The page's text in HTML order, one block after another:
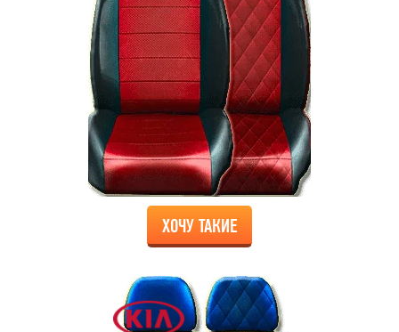
ХОЧУ ТАКИЕ